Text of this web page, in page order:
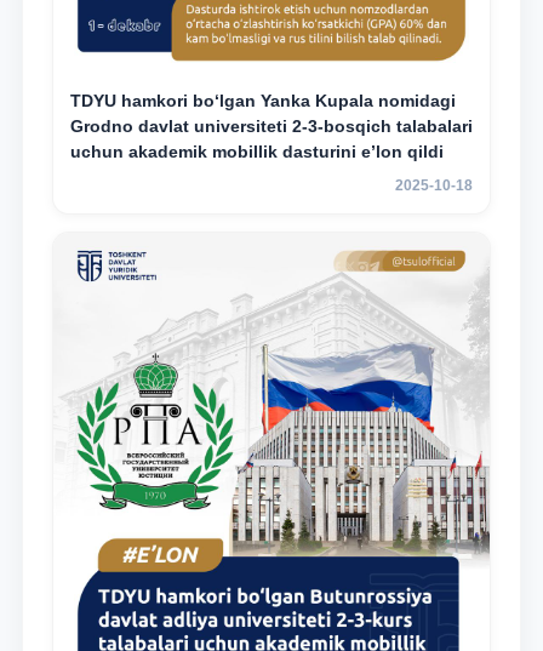
TDYU hamkori bo‘lgan Yanka Kupala nomidagi
Grodno davlat universiteti 2-3-bosqich talabalari
uchun akademik mobillik dasturini e’lon qildi
2025-10-18